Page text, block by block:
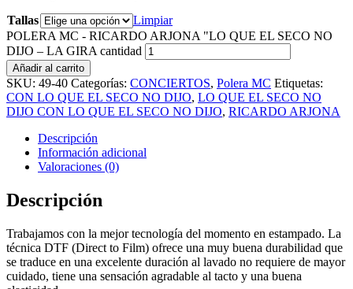
Tallas
Limpiar
POLERA MC - RICARDO ARJONA "LO QUE EL SECO NO
DIJO – LA GIRA cantidad
Añadir al carrito
SKU: 49-40 Categorías: CONCIERTOS, Polera MC Etiquetas:
CON LO QUE EL SECO NO DIJO, LO QUE EL SECO NO
DIJO CON LO QUE EL SECO NO DIJO, RICARDO ARJONA
Descripción
Información adicional
Valoraciones (0)
Descripción
Trabajamos con la mejor tecnología del momento en estampado. La
técnica DTF (Direct to Film) ofrece una muy buena durabilidad que
se traduce en una excelente duración al lavado no requiere de mayor
cuidado, tiene una sensación agradable al tacto y una buena